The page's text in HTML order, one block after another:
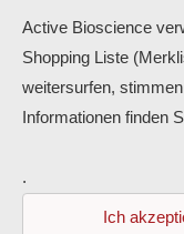
Antikörper
Active Bioscience
Shopping Liste
weitersurfen,
Informationen finden
.
Ich